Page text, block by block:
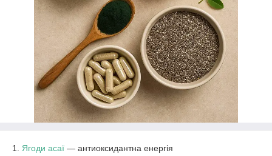
1. Ягоди асаї — антиоксидантна енергія